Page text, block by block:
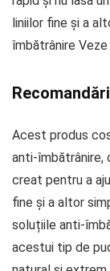
liniilor fine și a
îmbătrânire
Acest produs
anti-îmbătrânire,
creat pentru a
fine și a altor
soluțiile anti-
acestui tip de